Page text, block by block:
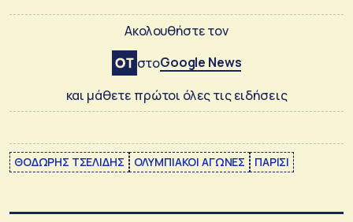
Ακολουθήστε τον
στοGoogle News
και μάθετε πρώτοι όλες τις ειδήσεις
ΘΟΔΩΡΗΣ ΤΣΕΛΙΔΗΣ ΟΛΥΜΠΙΑΚΟΙ ΑΓΩΝΕΣ ΠΑΡΙΣΙ